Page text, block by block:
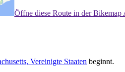
Öffne diese Route in der Bikemap
Vereinigte Staaten beginnt.